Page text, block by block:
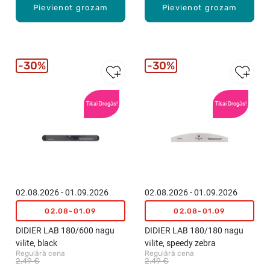
Pievienot grozam Pievienot grozam
Tikai Drogās!
02.08.2026 - 01.09.2026
02.08-01.09
DIDIER LAB 180/600 nagu
vīlīte, black
Regulārā cena
2,49 €
30%
Tikai Drogās!
02.08.2026 - 01.09.2026
02.08-01.09
DIDIER LAB 180/180 nagu
vīlīte, speedy zebra
Regulārā cena
2,49 €
30%